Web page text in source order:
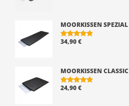
MOORKISSEN SPEZIAL
BEWERTE
34,90€
MOORKISSEN CLASSIC
BEWERTE
24,90€